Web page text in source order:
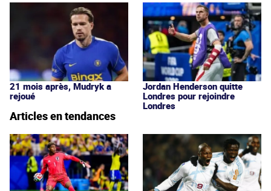
21 mois après, Mudryk a
rejoué
Jordan Henderson quitte
Londres pour rejoindre
Londres
Articles en tendances